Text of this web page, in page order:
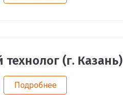
(г. Казань)
Подробнее